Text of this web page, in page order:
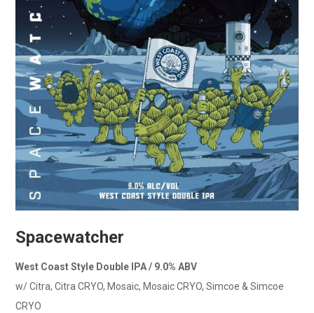
Spacewatcher
West Coast Style Double IPA / 9.0% ABV
w/ Citra, Citra CRYO, Mosaic, Mosaic CRYO, Simcoe & Simcoe
CRYO